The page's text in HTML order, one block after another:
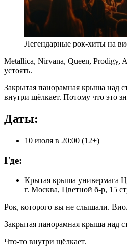
Легендарные рок-хиты на
Metallica, Nirvana, Queen, Prodigy,
устоять.
Закрытая панорамная крыша над
внутри щёлкает. Потому что это
Даты:
10 июля в 20:00 (12+)
Где:
Крытая крыша универмага
г. Москва, Цветной б-р, 15
Рок, которого вы не слышали.
Закрытая панорамная крыша над
Что-то внутри щёлкает.